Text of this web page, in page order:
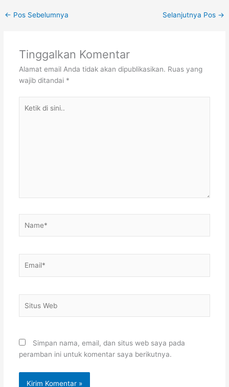
← Pos Sebelumnya Selanjutnya Pos →
Tinggalkan Komentar
Alamat email Anda tidak akan dipublikasikan. Ruas yang
wajib ditandai *
Web
Simpan nama, email, dan situs web saya pada
peramban ini untuk komentar saya berikutnya.